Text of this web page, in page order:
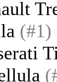
(#1)